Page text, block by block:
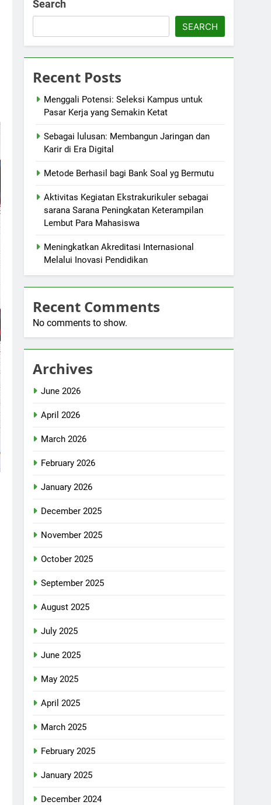
Search
SEARCH
Recent Posts
Menggali Potensi: Seleksi Kampus untuk
Pasar Kerja yang Semakin Ketat
Sebagai lulusan: Membangun Jaringan dan
Karir di Era Digital
Metode Berhasil bagi Bank Soal yg Bermutu
Aktivitas Kegiatan Ekstrakurikuler sebagai
sarana Sarana Peningkatan Keterampilan
Lembut Para Mahasiswa
Meningkatkan Akreditasi Internasional
Melalui Inovasi Pendidikan
Recent Comments
No comments to show.
Archives
June 2026
April 2026
March 2026
February 2026
January 2026
December 2025
November 2025
October 2025
September 2025
August 2025
July 2025
June 2025
May 2025
April 2025
March 2025
February 2025
January 2025
December 2024